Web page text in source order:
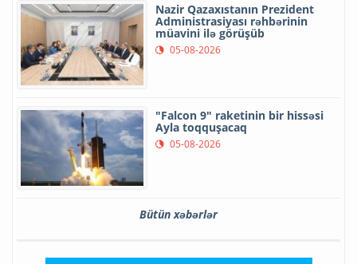
Nazir Qazaxıstanın Prezident
Administrasiyası rəhbərinin
müavini ilə görüşüb
05-08-2026
"Falcon 9" raketinin bir hissəsi
Ayla toqquşacaq
05-08-2026
Bütün xəbərlər